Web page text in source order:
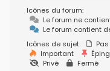
Icônes du forum:
Le forum ne
Le forum contient
Icônes de sujet:
Important
Privé
Fermé